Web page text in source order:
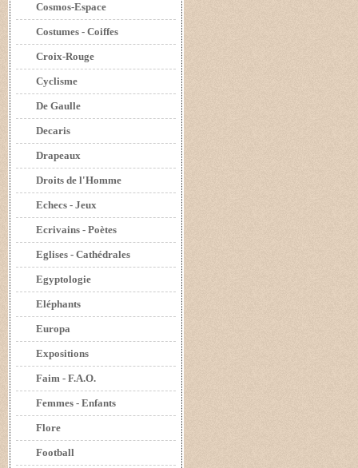
Cosmos-Espace
Costumes - Coiffes
Croix-Rouge
Cyclisme
De Gaulle
Decaris
Drapeaux
Droits de l'Homme
Echecs - Jeux
Ecrivains - Poètes
Eglises - Cathédrales
Egyptologie
Eléphants
Europa
Expositions
Faim - F.A.O.
Femmes - Enfants
Flore
Football